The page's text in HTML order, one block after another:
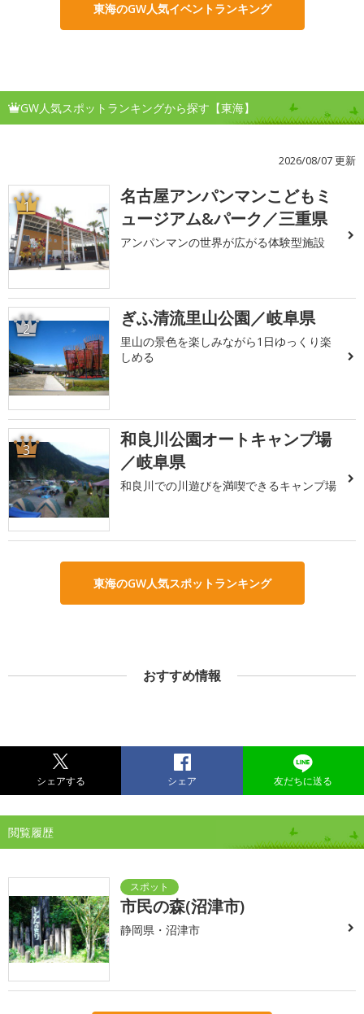
東海のGW人気イベントランキング
GW人気スポットランキングから探す【東海】
2026/08/07 更新
1
名古屋アンパンマンこどもミ
ュージアム&パーク／三重県
アンパンマンの世界が広がる体験型施設
2 ぎふ清流里山公園／岐阜県
里山の景色を楽しみながら1日ゆっくり楽
しめる
3
和良川公園オートキャンプ場
／岐阜県
和良川での川遊びを満喫できるキャンプ場
東海のGW人気スポットランキング
おすすめ情報
シェアする シェア 友だちに送る
閲覧履歴
市民の森(沼津市)
静岡県・沼津市